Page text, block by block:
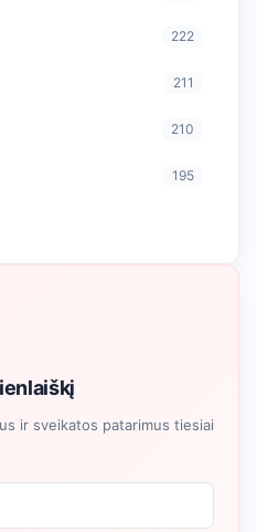
222
211
210
195
ir sveikatos patarimus tiesiai